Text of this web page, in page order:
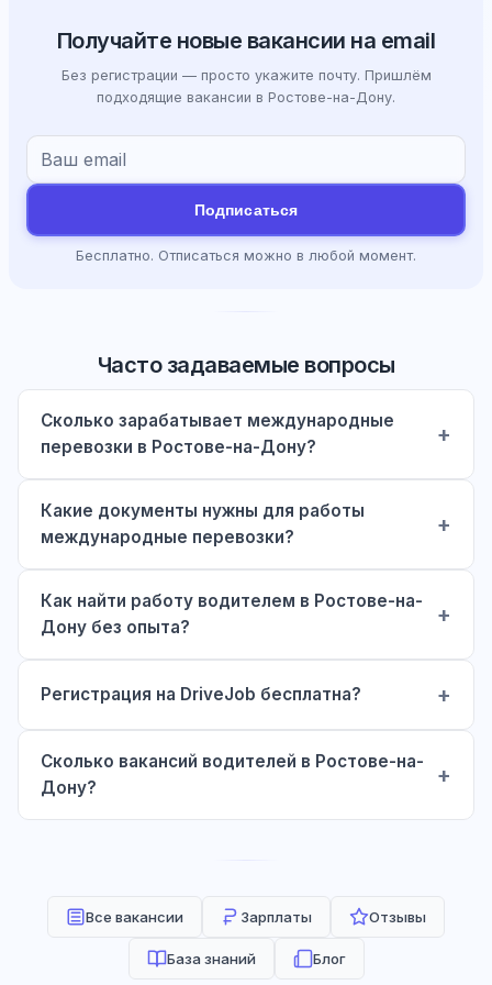
Получайте новые вакансии на email
Без регистрации — просто укажите почту. Пришлём
подходящие вакансии в Ростове-на-Дону.
Подписаться
Бесплатно. Отписаться можно в любой момент.
Часто задаваемые вопросы
Сколько зарабатывает международные
перевозки в Ростове-на-Дону?
Какие документы нужны для работы
международные перевозки?
Как найти работу водителем в Ростове-на-
Дону без опыта?
Регистрация на DriveJob бесплатна?
Сколько вакансий водителей в Ростове-на-
Дону?
Все вакансии Зарплаты Отзывы
База знаний Блог